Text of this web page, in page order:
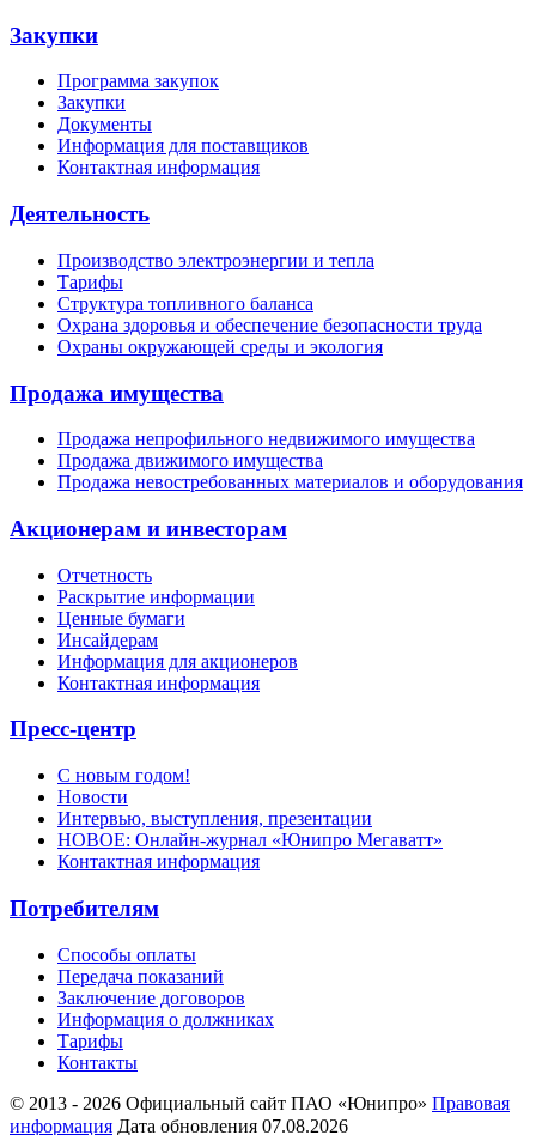
Закупки
Программа закупок
Закупки
Документы
Информация для поставщиков
Контактная информация
Деятельность
Производство электроэнергии и тепла
Тарифы
Структура топливного баланса
Охрана здоровья и обеспечение безопасности труда
Охраны окружающей среды и экология
Продажа имущества
Продажа непрофильного недвижимого имущества
Продажа движимого имущества
Продажа невостребованных материалов и оборудования
Акционерам и инвесторам
Отчетность
Раскрытие информации
Ценные бумаги
Инсайдерам
Информация для акционеров
Контактная информация
Пресс-центр
С новым годом!
Новости
Интервью, выступления, презентации
НОВОЕ: Онлайн-журнал «Юнипро Мегаватт»
Контактная информация
Потребителям
Способы оплаты
Передача показаний
Заключение договоров
Информация о должниках
Тарифы
Контакты
© 2013 - 2026 Официальный сайт ПАО «Юнипро» Правовая
информация Дата обновления 07.08.2026